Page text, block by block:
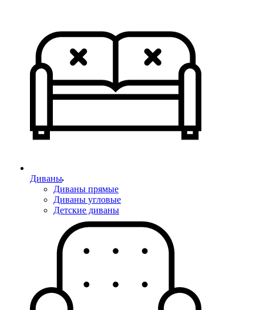
Диваны
Диваны прямые
Диваны угловые
Детские диваны